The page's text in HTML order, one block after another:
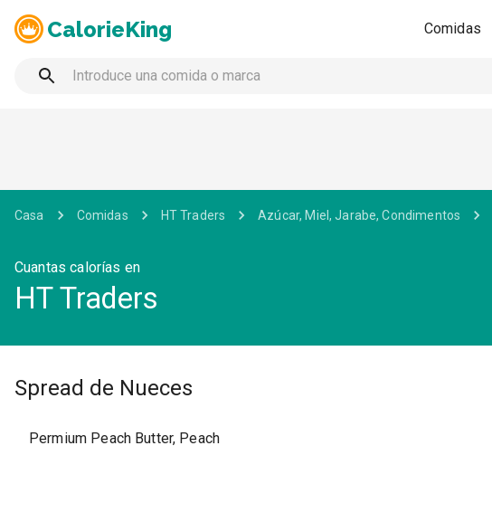
CalorieKing Comidas
Casa Comidas HT Traders Azúcar, Miel, Jarabe, Condimentos
Cuantas calorías en
HT Traders
Spread de Nueces
Permium Peach Butter, Peach